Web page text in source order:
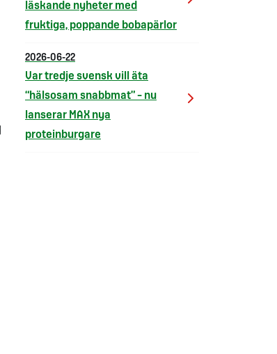
läskande nyheter med
fruktiga, poppande bobapärlor
2026-06-22
Var tredje svensk vill äta
“hälsosam snabbmat” – nu
lanserar MAX nya
proteinburgare